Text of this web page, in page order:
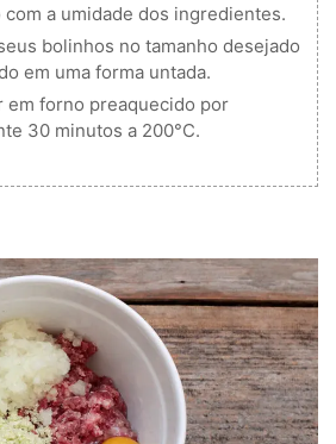
com a umidade dos ingredientes.
bolinhos no tamanho desejado
em uma forma untada.
em forno preaquecido por
30 minutos a 200°C.